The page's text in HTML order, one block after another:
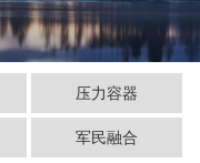
压力容器
军民融合